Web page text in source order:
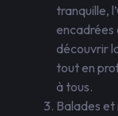
tranquille,
encadrées
découvrir
tout en
à tous.
Balades et